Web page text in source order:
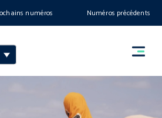
numéros Numéros précédents